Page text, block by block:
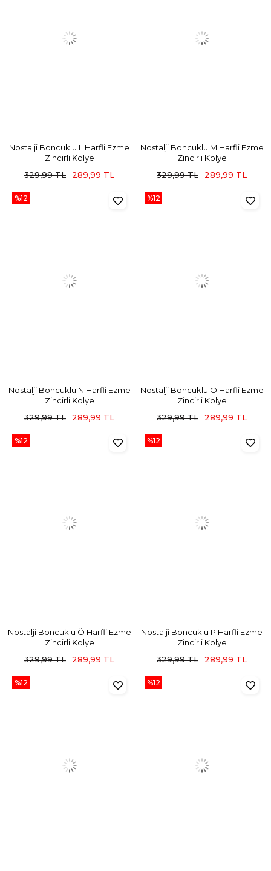
Nostalji Boncuklu L Harfli Ezme
Zincirli Kolye
329,99 TL
289,99 TL
Nostalji Boncuklu M Harfli Ezme
Zincirli Kolye
329,99 TL
289,99 TL
Nostalji Boncuklu N Harfli Ezme
Zincirli Kolye
329,99 TL
289,99 TL
%12
Nostalji Boncuklu O Harfli Ezme
Zincirli Kolye
329,99 TL
289,99 TL
%12
Nostalji Boncuklu Ö Harfli Ezme
Zincirli Kolye
329,99 TL
289,99 TL
%12
Nostalji Boncuklu P Harfli Ezme
Zincirli Kolye
329,99 TL
289,99 TL
%12
%12 %12